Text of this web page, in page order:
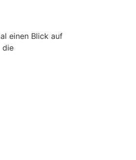
einen Blick auf
die